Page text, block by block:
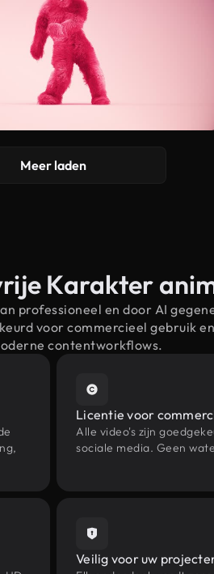
Meer laden
Karakter
professioneel en door AI
voor commercieel gebruik
contentworkflows.
Licentie voor
Alle video's zijn
sociale media. Geen
Veilig voor uw